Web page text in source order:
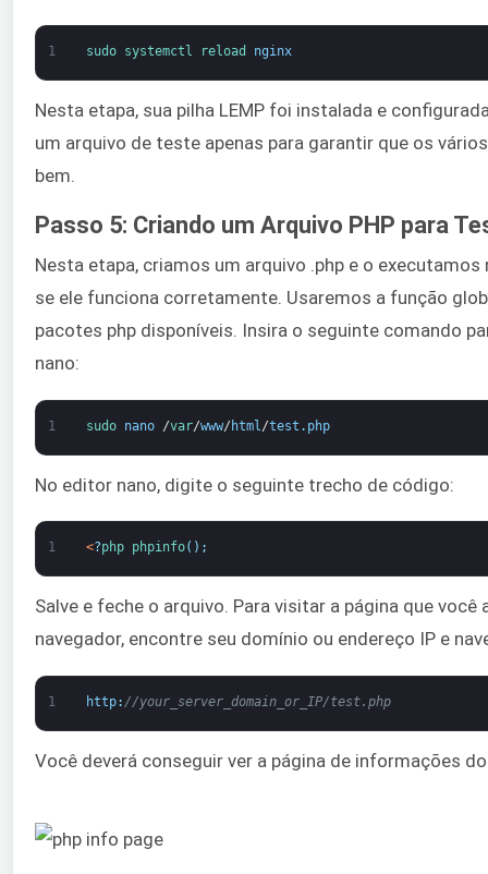
1 sudo systemctl reload nginx
Nesta etapa, sua pilha LEMP foi instalada e
um arquivo de teste apenas para garantir que os
bem.
Passo 5: Criando um Arquivo PHP para
Nesta etapa, criamos um arquivo .php e o
se ele funciona corretamente. Usaremos a função
pacotes php disponíveis. Insira o seguinte comando
nano:
1 sudo nano /var/www/ html /test . php
No editor nano, digite o seguinte trecho de código:
1 <?php phpinfo( ) ;
Salve e feche o arquivo. Para visitar a página que você
navegador, encontre seu domínio ou endereço IP e
1 http: //your_server_domain_or_IP/test.php
Você deverá conseguir ver a página de informações do